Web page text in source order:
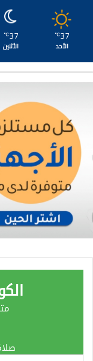
37
℃
الأحد
37
℃
الأثنين